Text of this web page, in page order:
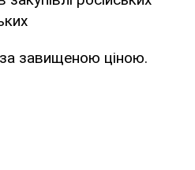
завищеною ціною.